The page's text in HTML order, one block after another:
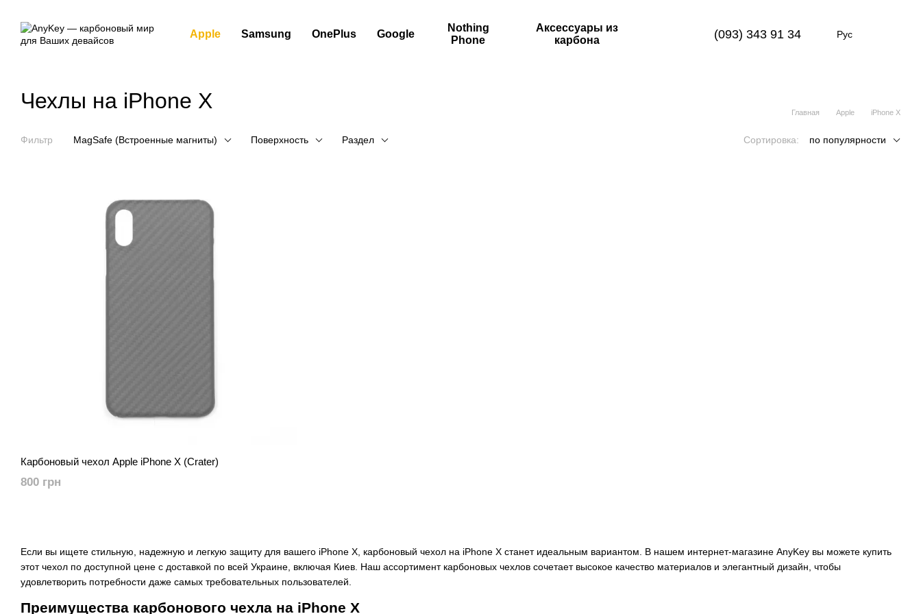
Apple Samsung OnePlus Google
Nothing
Phone
Аксессуары из
карбона
(093) 343 91 34 Рус
Чехлы на iPhone X Главная Apple iPhone X
Фильтр MagSafe (Встроенные магниты) Поверхность Раздел Сортировка: по популярности
Если вы ищете стильную, надежную и легкую защиту для вашего iPhone X, карбоновый чехол на iPhone X станет идеальным вариантом. В нашем интернет-магазине AnyKey вы можете купить
этот чехол по доступной цене с доставкой по всей Украине, включая Киев. Наш ассортимент карбоновых чехлов сочетает высокое качество материалов и элегантный дизайн, чтобы
удовлетворить потребности даже самых требовательных пользователей.
Преимущества карбонового чехла на iPhone X
Карбоновый чехол Apple iPhone X (Crater)
800 грн